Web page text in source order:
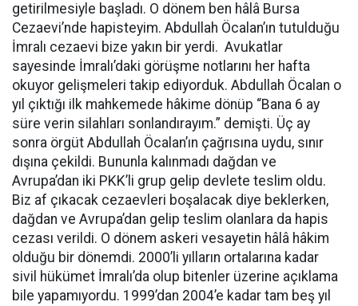
getirilmesiyle başladı. O dönem ben hâlâ Bursa
Cezaevi’nde hapisteyim. Abdullah Öcalan’ın tutulduğu
İmralı cezaevi bize yakın bir yerdi. Avukatlar
sayesinde İmralı’daki görüşme notlarını her hafta
okuyor gelişmeleri takip ediyorduk. Abdullah Öcalan o
yıl çıktığı ilk mahkemede hâkime dönüp “Bana 6 ay
süre verin silahları sonlandırayım.” demişti. Üç ay
sonra örgüt Abdullah Öcalan’ın çağrısına uydu, sınır
dışına çekildi. Bununla kalınmadı dağdan ve
Avrupa’dan iki PKK’li grup gelip devlete teslim oldu.
Biz af çıkacak cezaevleri boşalacak diye beklerken,
dağdan ve Avrupa’dan gelip teslim olanlara da hapis
cezası verildi. O dönem askeri vesayetin hâlâ hâkim
olduğu bir dönemdi. 2000’li yılların ortalarına kadar
sivil hükümet İmralı’da olup bitenler üzerine açıklama
bile yapamıyordu. 1999’dan 2004’e kadar tam beş yıl